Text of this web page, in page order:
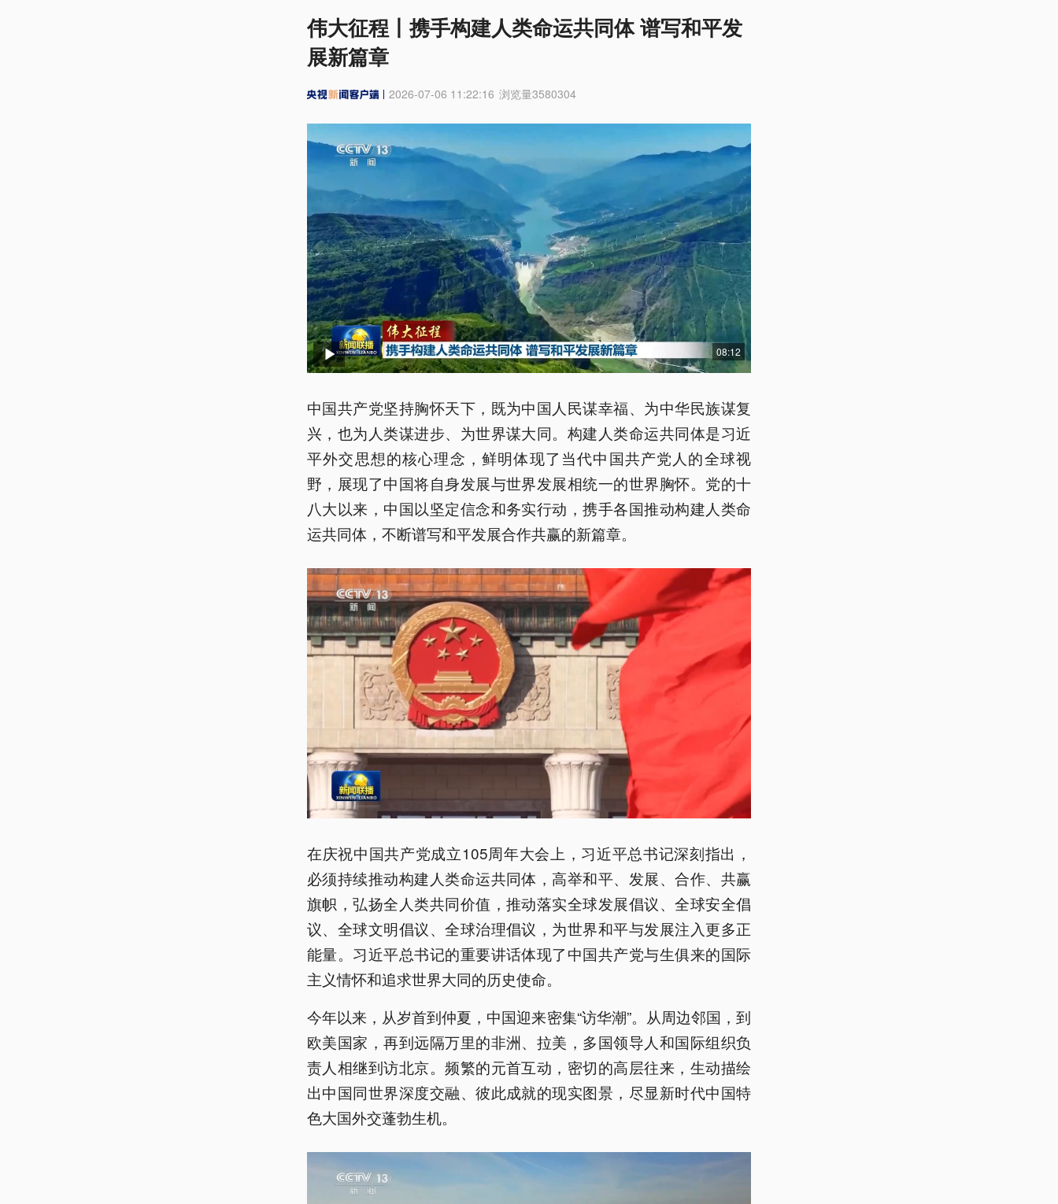
伟大征程丨携手构建人类命运共同体 谱写和平发
展新篇章
2026-07-06 11:22:16 浏览量3580304
08:12
中国共产党坚持胸怀天下，既为中国人民谋幸福、为中华民族谋复
兴，也为人类谋进步、为世界谋大同。构建人类命运共同体是习近
平外交思想的核心理念，鲜明体现了当代中国共产党人的全球视
野，展现了中国将自身发展与世界发展相统一的世界胸怀。党的十
八大以来，中国以坚定信念和务实行动，携手各国推动构建人类命
运共同体，不断谱写和平发展合作共赢的新篇章。
在庆祝中国共产党成立105周年大会上，习近平总书记深刻指出，
必须持续推动构建人类命运共同体，高举和平、发展、合作、共赢
旗帜，弘扬全人类共同价值，推动落实全球发展倡议、全球安全倡
议、全球文明倡议、全球治理倡议，为世界和平与发展注入更多正
能量。习近平总书记的重要讲话体现了中国共产党与生俱来的国际
主义情怀和追求世界大同的历史使命。
今年以来，从岁首到仲夏，中国迎来密集“访华潮”。从周边邻国，到
欧美国家，再到远隔万里的非洲、拉美，多国领导人和国际组织负
责人相继到访北京。频繁的元首互动，密切的高层往来，生动描绘
出中国同世界深度交融、彼此成就的现实图景，尽显新时代中国特
色大国外交蓬勃生机。